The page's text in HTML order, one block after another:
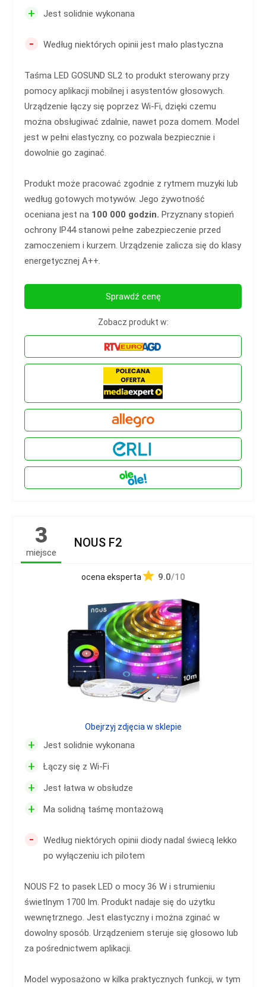
+ Jest solidnie wykonana
- Według niektórych opinii jest mało plastyczna
Taśma LED GOSUND SL2 to produkt sterowany przy
pomocy aplikacji mobilnej i asystentów głosowych.
Urządzenie łączy się poprzez Wi-Fi, dzięki czemu
można obsługiwać zdalnie, nawet poza domem. Model
jest w pełni elastyczny, co pozwala bezpiecznie i
dowolnie go zaginać.
Produkt może pracować zgodnie z rytmem muzyki lub
według gotowych motywów. Jego żywotność
oceniana jest na 100 000 godzin. Przyznany stopień
ochrony IP44 stanowi pełne zabezpieczenie przed
zamoczeniem i kurzem. Urządzenie zalicza się do klasy
energetycznej A++.
Sprawdź cenę
Zobacz produkt w:
3
miejsce
NOUS F2
ocena eksperta 9.0/10
+ Jest solidnie wykonana
+ Łączy się z Wi-Fi
+ Jest łatwa w obsłudze
+ Ma solidną taśmę montażową
-
Według niektórych opinii diody nadal świecą lekko
po wyłączeniu ich pilotem
NOUS F2 to pasek LED o mocy 36 W i strumieniu
świetlnym 1700 lm. Produkt nadaje się do użytku
wewnętrznego. Jest elastyczny i można zginać w
dowolny sposób. Urządzeniem steruje się głosowo lub
za pośrednictwem aplikacji.
Model wyposażono w kilka praktycznych funkcji, w tym
Obejrzyj zdjęcia w sklepie